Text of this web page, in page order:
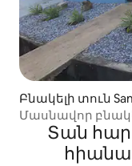
Բնակելի տուն
Մասնավոր
Տան